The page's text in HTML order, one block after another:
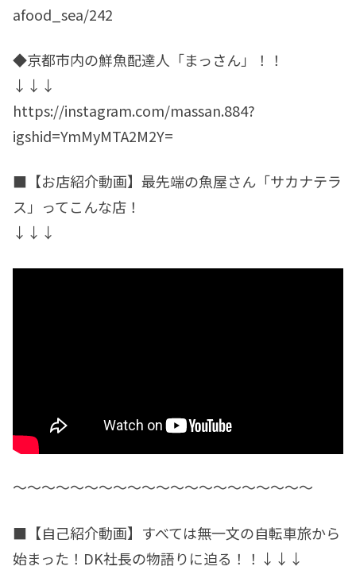
afood_sea/242
◆京都市内の鮮魚配達人「まっさん」！！
↓↓↓
https://instagram.com/massan.884?
igshid=YmMyMTA2M2Y=
■【お店紹介動画】最先端の魚屋さん「サカナテラ
ス」ってこんな店！
↓↓↓
〜〜〜〜〜〜〜〜〜〜〜〜〜〜〜〜〜〜〜〜〜
■【自己紹介動画】すべては無一文の自転車旅から
始まった！DK社長の物語りに迫る！！↓↓↓